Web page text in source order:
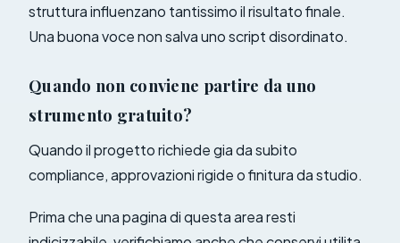
struttura influenzano tantissimo il risultato finale.
Una buona voce non salva uno script disordinato.
Quando non conviene partire da uno
strumento gratuito?
Quando il progetto richiede gia da subito
compliance, approvazioni rigide o finitura da studio.
Prima che una pagina di questa area resti